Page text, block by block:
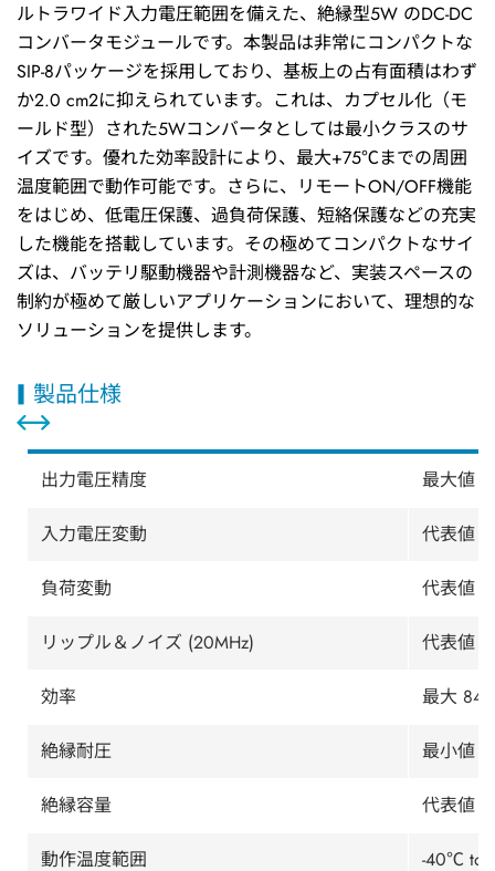
ルトラワイド入力電圧範囲を備えた、絶縁型5W のDC-DC
コンバータモジュールです。本製品は非常にコンパクトな
SIP-8パッケージを採用しており、基板上の占有面積はわず
か2.0 cm2に抑えられています。これは、カプセル化（モ
ールド型）された5Wコンバータとしては最小クラスのサ
イズです。優れた効率設計により、最大+75℃までの周囲
温度範囲で動作可能です。さらに、リモートON/OFF機能
をはじめ、低電圧保護、過負荷保護、短絡保護などの充実
した機能を搭載しています。その極めてコンパクトなサイ
ズは、バッテリ駆動機器や計測機器など、実装スペースの
制約が極めて厳しいアプリケーションにおいて、理想的な
ソリューションを提供します。
製品仕様
出力電圧精度 最大値
入力電圧変動 代表値
負荷変動 代表値
リップル＆ノイズ (20MHz) 代表値
効率 最大 84%
絶縁耐圧 最小値
絶縁容量 代表値
動作温度範囲 -40℃ to